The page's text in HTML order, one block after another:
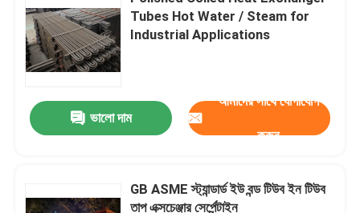
Tubes Hot Water / Steam for
Industrial Applications
ভালো দাম
আমাদের সাথে যোগাযোগ
করুন
GB ASME স্ট্যান্ডার্ড ইউ বন্ড টিউব ইন টিউব
তাপ এক্সচেঞ্জার সের্পেন্টাইন